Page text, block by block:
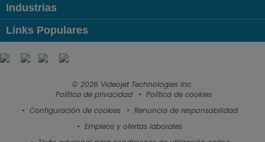
Industrias
Links Populares
© 2026 Videojet Technologies Inc.
Política de privacidad
Política de cookies
Configuración de cookies
Renuncia de responsabilidad
Empleos y ofertas laborales